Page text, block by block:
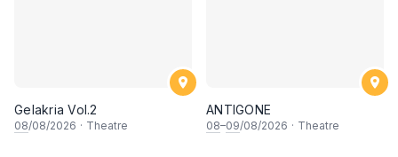
Gelakria Vol.2
08/08/2026 · Theatre
ANTIGONE
08–09/08/2026 · Theatre